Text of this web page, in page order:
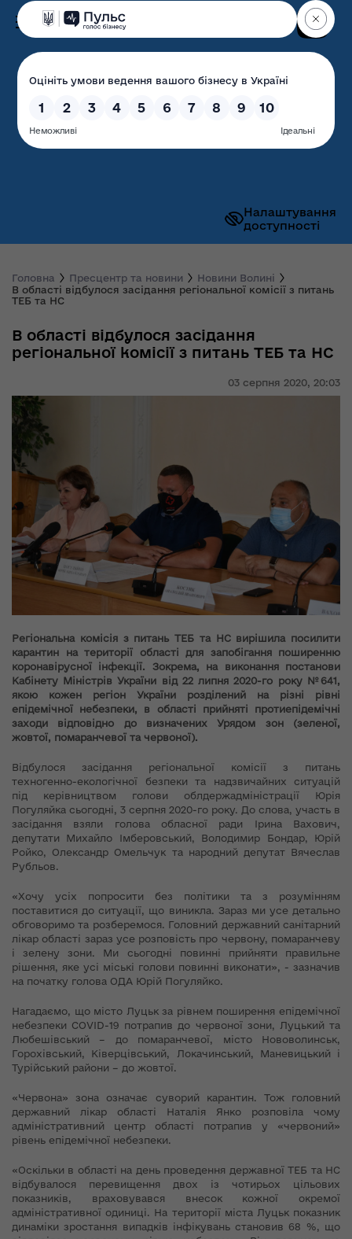
Налаштування
доступності
Волинська обласна
державна адміністрація
Головна Пресцентр та новини
Новини Волині
В області відбулося засідання регіональної комісії з питань
ТЕБ та НС
03 серпня 2020, 20:03
В області відбулося засідання
регіональної комісії з питань ТЕБ та НС
Регіональна комісія з питань ТЕБ та НС вирішила посилити
карантин на території області для запобігання поширенню
коронавірусної інфекції. Зокрема, на виконання постанови
Кабінету Міністрів України від 22 липня 2020-го року №641,
якою кожен регіон України розділений на різні рівні
епідемічної небезпеки, в області прийняті протиепідемічні
заходи відповідно до визначених Урядом зон (зеленої,
жовтої, помаранчевої та червоної).
Відбулося засідання регіональної комісії з питань
техногенно-екологічної безпеки та надзвичайних ситуацій
під керівництвом голови облдержадміністрації Юрія
Погуляйка сьогодні, 3 серпня 2020-го року. До слова, участь в
засідання взяли голова обласної ради Ірина Вахович,
депутати Михайло Імберовський, Володимир Бондар, Юрій
Ройко, Олександр Омельчук та народний депутат Вячеслав
Рубльов.
«Хочу усіх попросити без політики та з розумінням
поставитися до ситуації, що виникла. Зараз ми усе детально
обговоримо та розберемося. Головний державний санітарний
лікар області зараз усе розповість про червону, помаранчеву
і зелену зони. Ми сьогодні повинні прийняти правильне
рішення, яке усі міські голови повинні виконати», - зазначив
на початку голова ОДА Юрій Погуляйко.
Нагадаємо, що місто Луцьк за рівнем поширення епідемічної
небезпеки COVID-19 потрапив до червоної зони, Луцький та
Любешівський – до помаранчевої, місто Нововолинськ,
Горохівський, Ківерцівський, Локачинський, Маневицький і
Турійський райони – до жовтої.
«Червона» зона означає суворий карантин. Тож головний
державний лікар області Наталія Янко розповіла чому
адміністративний центр області потрапив у «червоний»
рівень епідемічної небезпеки.
«Оскільки в області на день проведення державної ТЕБ та НС
відбувалося перевищення двох із чотирьох цільових
показників, враховувався внесок кожної окремої
адміністративної одиниці. На території міста Луцьк показник
динаміки зростання випадків інфікувань становив 68 %, що